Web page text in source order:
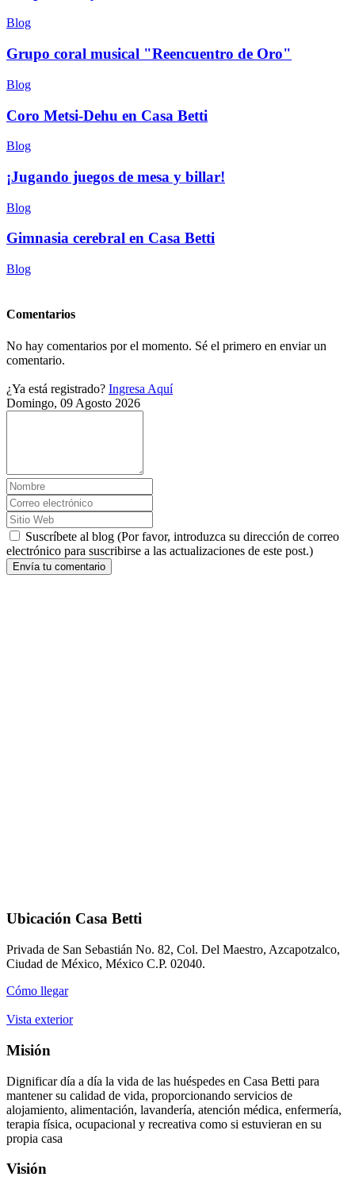
Blog
Grupo coral musical "Reencuentro de Oro"
Blog
Coro Metsi-Dehu en Casa Betti
Blog
¡Jugando juegos de mesa y billar!
Blog
Gimnasia cerebral en Casa Betti
Blog
Comentarios
No hay comentarios por el momento. Sé el primero en enviar un
comentario.
¿Ya está registrado? Ingresa Aquí
Domingo, 09 Agosto 2026
Suscríbete al blog (Por favor, introduzca su dirección de correo
electrónico para suscribirse a las actualizaciones de este post.)
Envía tu comentario
Ubicación Casa Betti
Privada de San Sebastián No. 82, Col. Del Maestro, Azcapotzalco,
Ciudad de México, México C.P. 02040.
Cómo llegar
Vista exterior
Misión
Dignificar día a día la vida de las huéspedes en Casa Betti para
mantener su calidad de vida, proporcionando servicios de
alojamiento, alimentación, lavandería, atención médica, enfermería,
terapia física, ocupacional y recreativa como si estuvieran en su
propia casa
Visión